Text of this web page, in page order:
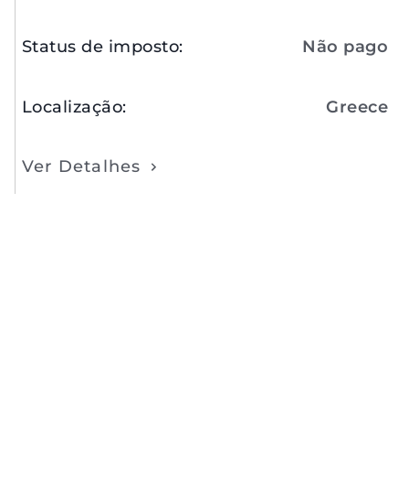
Status de imposto: Não pago
Localização: Greece
Ver Detalhes